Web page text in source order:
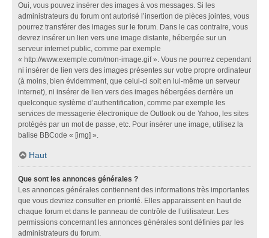
Oui, vous pouvez insérer des images à vos messages. Si les
administrateurs du forum ont autorisé l’insertion de pièces jointes, vous
pourrez transférer des images sur le forum. Dans le cas contraire, vous
devrez insérer un lien vers une image distante, hébergée sur un
serveur internet public, comme par exemple
« http://www.exemple.com/mon-image.gif ». Vous ne pourrez cependant
ni insérer de lien vers des images présentes sur votre propre ordinateur
(à moins, bien évidemment, que celui-ci soit en lui-même un serveur
internet), ni insérer de lien vers des images hébergées derrière un
quelconque système d’authentification, comme par exemple les
services de messagerie électronique de Outlook ou de Yahoo, les sites
protégés par un mot de passe, etc. Pour insérer une image, utilisez la
balise BBCode « [img] ».
Haut
Que sont les annonces générales ?
Les annonces générales contiennent des informations très importantes
que vous devriez consulter en priorité. Elles apparaissent en haut de
chaque forum et dans le panneau de contrôle de l’utilisateur. Les
permissions concernant les annonces générales sont définies par les
administrateurs du forum.